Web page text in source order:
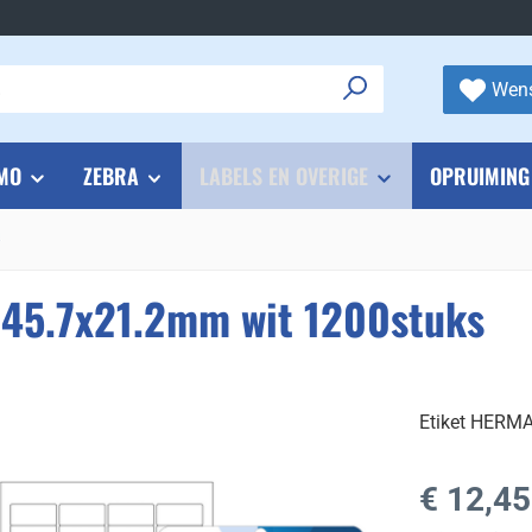
ZEBRA LABELS EN OVERIGE OPRUIMING
wit 1200stuks
Etiket
Normale prijs:
€ 12,45